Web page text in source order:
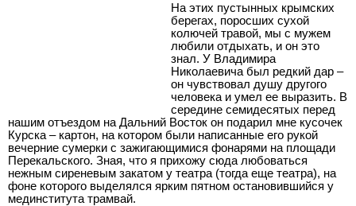
На этих пустынных крымских
берегах, поросших сухой
колючей травой, мы с мужем
любили отдыхать, и он это
знал. У Владимира
Николаевича был редкий дар –
он чувствовал душу другого
человека и умел ее выразить. В
середине семидесятых перед
нашим отъездом на Дальний Восток он подарил мне кусочек
Курска – картон, на котором были написанные его рукой
вечерние сумерки с зажигающимися фонарями на площади
Перекальского. Зная, что я прихожу сюда любоваться
нежным сиреневым закатом у театра (тогда еще театра), на
фоне которого выделялся ярким пятном остановившийся у
мединститута трамвай.